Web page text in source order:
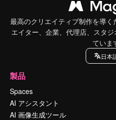
最高のクリエイティブ制作を導
エイター、企業、代理店、スタ
ていま
日本
製品
Spaces
AI アシスタント
AI 画像生成ツール